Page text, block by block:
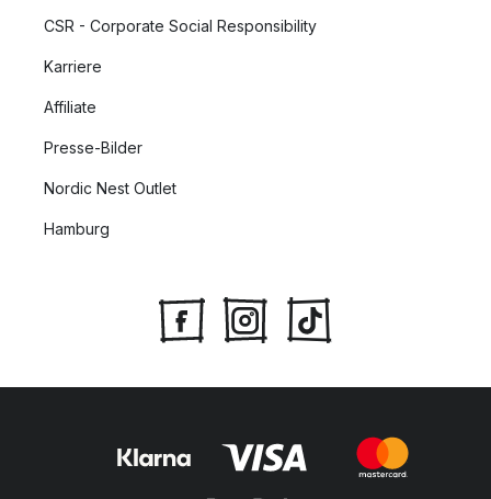
CSR - Corporate Social Responsibility
Karriere
Affiliate
Presse-Bilder
Nordic Nest Outlet
Hamburg